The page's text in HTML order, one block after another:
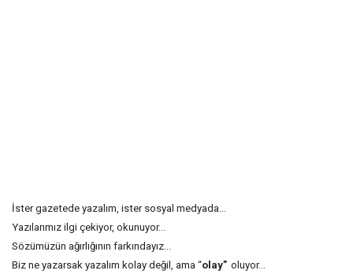
İster gazetede yazalım, ister sosyal medyada...
Yazılarımız ilgi çekiyor, okunuyor...
Sözümüzün ağırlığının farkındayız...
Biz ne yazarsak yazalım kolay değil, ama “olay” oluyor...